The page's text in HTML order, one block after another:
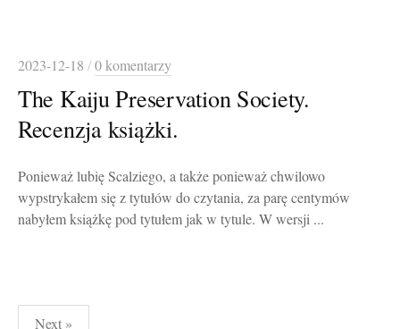
2023-12-18 /0 komentarzy
The Kaiju Preservation Society.
Recenzja książki.
Ponieważ lubię Scalziego, a także ponieważ chwilowo
wypstrykałem się z tytułów do czytania, za parę centymów
nabyłem książkę pod tytułem jak w tytule. W wersji ...
Stronicowanie
Next »